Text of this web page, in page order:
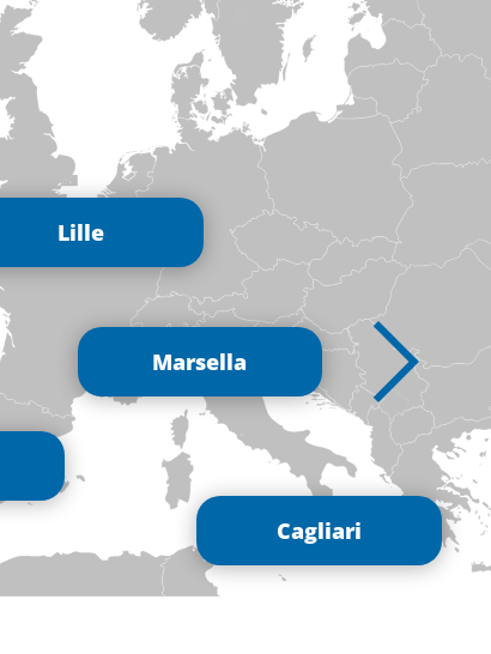
Lille
Marsella
Cagliari